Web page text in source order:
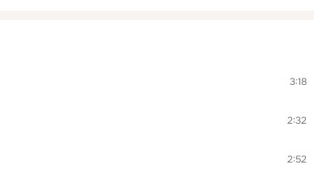
3:18
2:32
2:52